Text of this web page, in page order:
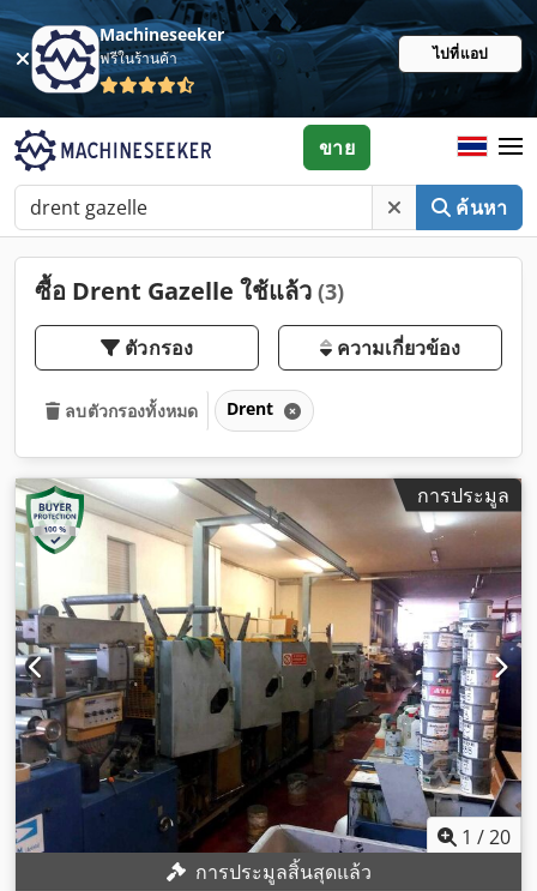
Machineseeker
ฟรีในร้านค้า ไปที่แอป
ค้นหา
ขาย
ซื้อ Drent Gazelle ใช้แล้ว (3)
ตัวกรอง ความเกี่ยวข้อง
ลบตัวกรองทั้งหมด Drent
การประมูล
1 /20
การประมูลสิ้นสุดแล้ว